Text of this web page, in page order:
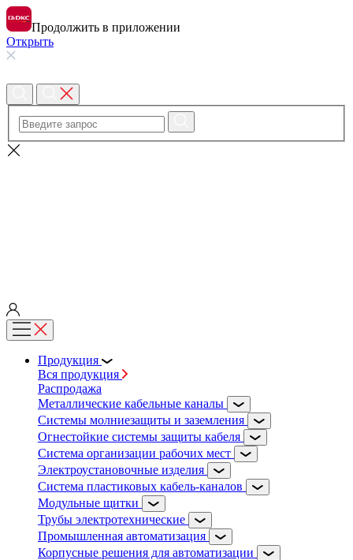
Продолжить в приложении
Открыть
Продукция
Вся продукция
Распродажа
Металлические кабельные каналы
Системы молниезащиты и заземления
Огнестойкие системы защиты кабеля
Система организации рабочих мест
Электроустановочные изделия
Система пластиковых кабель-каналов
Модульные щитки
Трубы электротехнические
Промышленная автоматизация
Корпусные решения для автоматизации